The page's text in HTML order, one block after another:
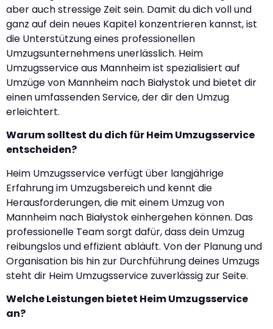
aber auch stressige Zeit sein. Damit du dich voll und
ganz auf dein neues Kapitel konzentrieren kannst, ist
die Unterstützung eines professionellen
Umzugsunternehmens unerlässlich. Heim
Umzugsservice aus Mannheim ist spezialisiert auf
Umzüge von Mannheim nach Białystok und bietet dir
einen umfassenden Service, der dir den Umzug
erleichtert.
Warum solltest du dich für Heim Umzugsservice
entscheiden?
Heim Umzugsservice verfügt über langjährige
Erfahrung im Umzugsbereich und kennt die
Herausforderungen, die mit einem Umzug von
Mannheim nach Białystok einhergehen können. Das
professionelle Team sorgt dafür, dass dein Umzug
reibungslos und effizient abläuft. Von der Planung und
Organisation bis hin zur Durchführung deines Umzugs
steht dir Heim Umzugsservice zuverlässig zur Seite.
Welche Leistungen bietet Heim Umzugsservice
an?